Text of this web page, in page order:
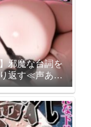
邪魔な台詞を
返す≪声あり
猫と未来の大